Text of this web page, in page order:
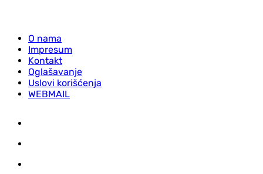
O nama
Impresum
Kontakt
Oglašavanje
Uslovi korišćenja
WEBMAIL